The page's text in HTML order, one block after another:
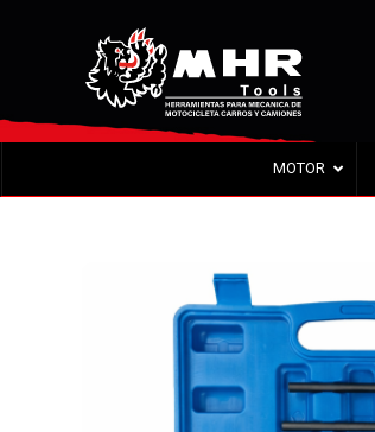
MOTOR